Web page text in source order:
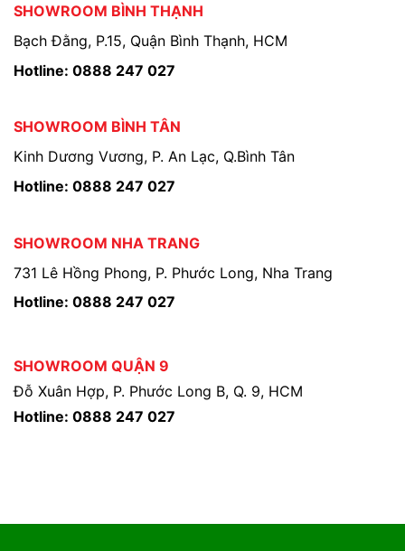
SHOWROOM BÌNH THẠNH
Bạch Đằng, P.15, Quận Bình Thạnh, HCM
Hotline: 0888 247 027
SHOWROOM BÌNH TÂN
Kinh Dương Vương, P. An Lạc, Q.Bình Tân
Hotline: 0888 247 027
SHOWROOM NHA TRANG
731 Lê Hồng Phong, P. Phước Long, Nha Trang
Hotline: 0888 247 027
SHOWROOM QUẬN 9
Đỗ Xuân Hợp, P. Phước Long B, Q. 9, HCM
Hotline: 0888 247 027